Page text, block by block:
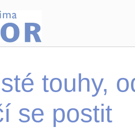
touhy,
se postit